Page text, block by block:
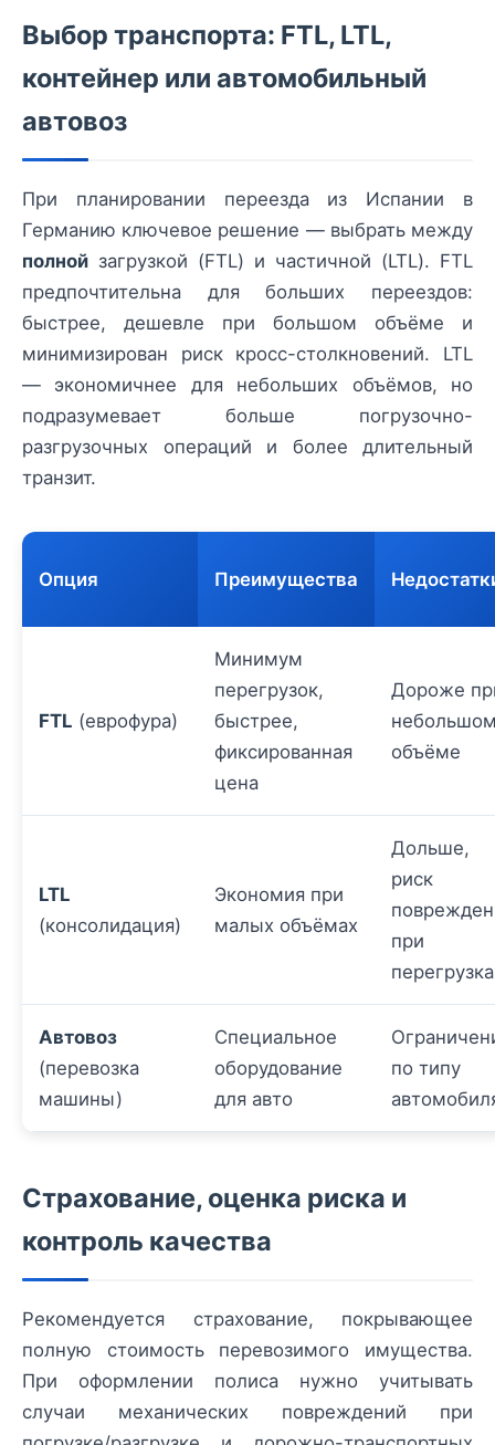
Выбор транспорта: FTL, LTL,
контейнер или автомобильный
автовоз
При планировании переезда из Испании в
Германию ключевое решение — выбрать между
полной загрузкой (FTL) и частичной (LTL). FTL
предпочтительна для больших переездов:
быстрее, дешевле при большом объёме и
минимизирован риск кросс-столкновений. LTL
— экономичнее для небольших объёмов, но
подразумевает больше погрузочно-
разгрузочных операций и более длительный
транзит.
Опция Преимущества
FTL (еврофура)
Минимум
перегрузок,
быстрее,
фиксированная
цена
Дороже
объёме
LTL
(консолидация)
Экономия при
малых объёмах
Дольше,
риск
при
Автовоз
(перевозка
машины)
Специальное
оборудование
для авто
по типу
Страхование, оценка риска и
контроль качества
Рекомендуется страхование, покрывающее
полную стоимость перевозимого имущества.
При оформлении полиса нужно учитывать
случаи механических повреждений при